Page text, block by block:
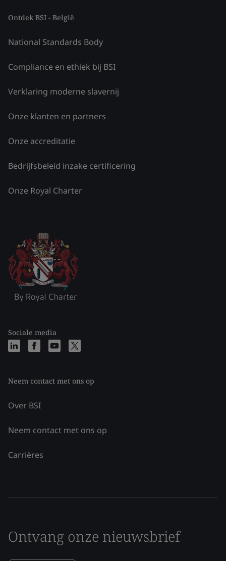
Ontdek BSI - België
National Standards Body
Compliance en ethiek bij BSI
Verklaring moderne slavernij
Onze klanten en partners
Onze accreditatie
Bedrijfsbeleid inzake certificering
Onze Royal Charter
Sociale media
Neem contact met ons op
Over BSI
Neem contact met ons op
Carrières
Ontvang onze nieuwsbrief